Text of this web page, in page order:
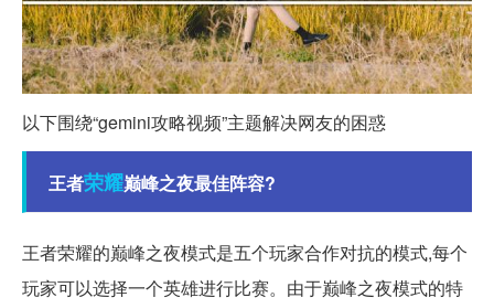
以下围绕“gemini攻略视频”主题解决网友的困惑
王者荣耀巅峰之夜最佳阵容?
王者荣耀的巅峰之夜模式是五个玩家合作对抗的模式,每个
玩家可以选择一个英雄进行比赛。由于巅峰之夜模式的特